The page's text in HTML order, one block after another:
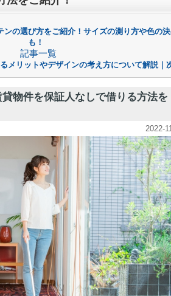
の選び方をご紹介！サイズの測り方や色の
も！
記事一覧
メリットやデザインの考え方について解説
物件を保証人なしで借りる方法を
2022-